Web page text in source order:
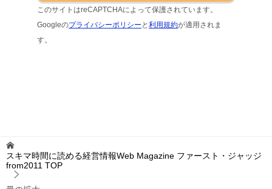
このサイトはreCAPTCHAによって保護されています。
Googleのプライバシーポリシー と利用規約が適用されま
す。
スキマ時間に読める経営情報Web Magazine ファースト・ジャッジ
from2011 TOP